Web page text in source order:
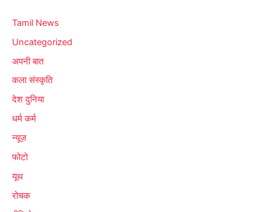
Tamil News
Uncategorized
अपनी बात
कला संस्कृति
देश दुनिया
धर्म कर्म
न्यूज़
फोटो
यूथ
रोचक